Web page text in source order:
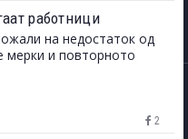
работници
на недостаток од
мерки и повторното
2